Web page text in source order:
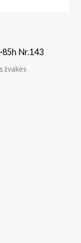
Nr.143
žvakės